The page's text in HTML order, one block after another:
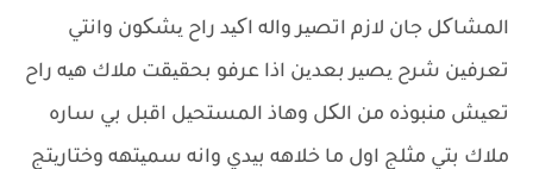
المشاکل جان لازم اتصیر واله اکید راح یشکون وانتي
تعرفین شرح یصیر بعدین اذا عرفو بحقیقت ملاك هیه راح
تعیش منبوذه من الکل وهاذ المستحیل اقبل بي ساره
ملاك بتي مثلج اول ما خلاهه بیدي وانه سمیتهه وختاریتج